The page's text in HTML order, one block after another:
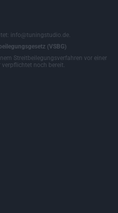
info@tuningstudio.de.
(VSBG)
Streitbeilegungsverfahren vor einer
noch bereit.